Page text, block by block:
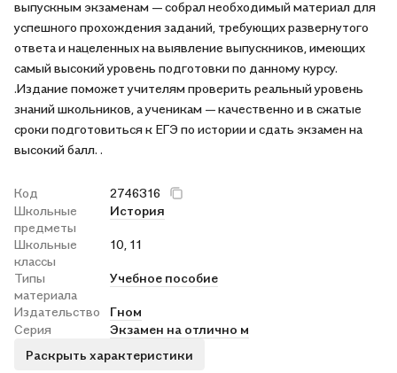
выпускным экзаменам — собрал необходимый материал для
успешного прохождения заданий, требующих развернутого
ответа и нацеленных на выявление выпускников, имеющих
самый высокий уровень подготовки по данному курсу.
.Издание поможет учителям проверить реальный уровень
знаний школьников, а ученикам — качественно и в сжатые
сроки подготовиться к ЕГЭ по истории и сдать экзамен на
высокий балл. .
Код
2746316
Школьные
предметы
История
Школьные
классы
10, 11
Типы
материала
Учебное пособие
Издательство
Гном
Серия
Экзамен на отлично м
Раскрыть характеристики